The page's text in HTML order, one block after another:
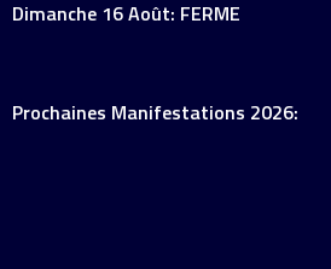
Dimanche 16 Août: FERME
Prochaines Manifestations 2026: